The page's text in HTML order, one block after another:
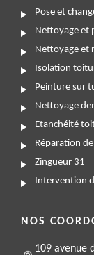
Pose et
Nettoyage et
Nettoyage et
Isolation
Peinture sur
Nettoyage
Etanchéité
Réparation
Zingueur 31
Intervention
NOS
109 avenue